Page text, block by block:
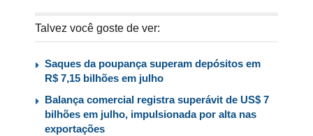
Talvez você goste de ver:
Saques da poupança superam depósitos em
R$ 7,15 bilhões em julho
Balança comercial registra superávit de US$ 7
bilhões em julho, impulsionada por alta nas
exportações